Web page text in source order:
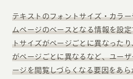
テキストのフォントサイズ・カラ
ムページのベースとなる情報を設
トサイズがページごとに異なった
がページごとに異なるなど、ユー
ージを閲覧しづらくなる要因をあ